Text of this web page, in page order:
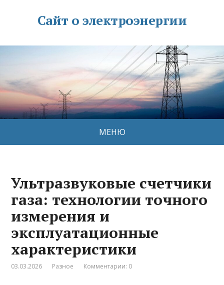
Сайт о электроэнергии
МЕНЮ
Ультразвуковые счетчики
газа: технологии точного
измерения и
эксплуатационные
характеристики
03.03.2026 Разное Комментарии: 0